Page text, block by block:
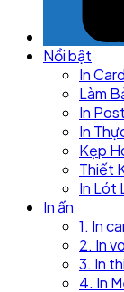
Nổi bật
In
Làm
In
In
Kẹp
Thiết
In Lót
In ấn
1. In
2. In
3. In
4. In